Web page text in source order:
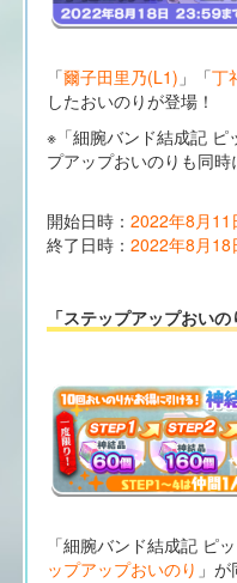
「爾子田里乃(L1) 」「丁
したおいのりが登場！
※「細腕バンド結成記 ピ
プアップおいのりも同時
開始日時： 2022年8月11
終了日時： 2022年8月18
「ステップアップおいの
「細腕バンド結成記 ピ
ップアップおいのり 」